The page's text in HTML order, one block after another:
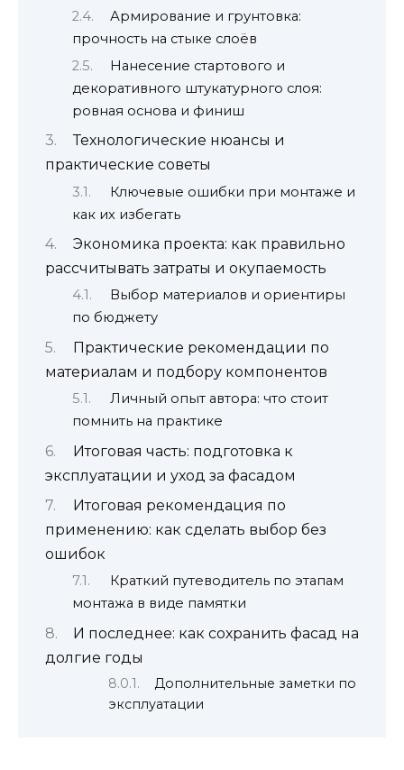
Армирование и грунтовка:
прочность на стыке слоёв
Нанесение стартового и
декоративного штукатурного слоя:
ровная основа и финиш
Технологические нюансы и
практические советы
Ключевые ошибки при монтаже и
как их избегать
Экономика проекта: как правильно
рассчитывать затраты и окупаемость
Выбор материалов и ориентиры
по бюджету
Практические рекомендации по
материалам и подбору компонентов
Личный опыт автора: что стоит
помнить на практике
Итоговая часть: подготовка к
эксплуатации и уход за фасадом
Итоговая рекомендация по
применению: как сделать выбор без
ошибок
Краткий путеводитель по этапам
монтажа в виде памятки
И последнее: как сохранить фасад на
долгие годы
Дополнительные заметки по
эксплуатации